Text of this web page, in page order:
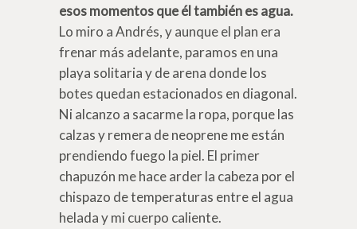
esos momentos que él también es agua.
Lo miro a Andrés, y aunque el plan era
frenar más adelante, paramos en una
playa solitaria y de arena donde los
botes quedan estacionados en diagonal.
Ni alcanzo a sacarme la ropa, porque las
calzas y remera de neoprene me están
prendiendo fuego la piel. El primer
chapuzón me hace arder la cabeza por el
chispazo de temperaturas entre el agua
helada y mi cuerpo caliente.